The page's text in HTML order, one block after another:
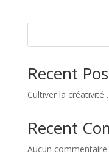
Recent
Cultiver la créativité
Recent
Aucun